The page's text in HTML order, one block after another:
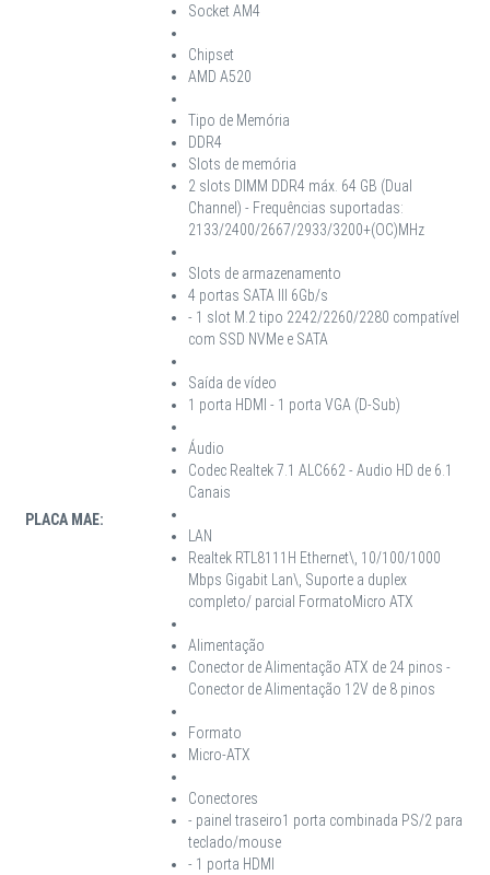
PLACA MAE:
Socket AM4
Chipset
AMD A520
Tipo de Memória
DDR4
Slots de memória
2 slots DIMM DDR4 máx. 64 GB (Dual
Channel) - Frequências suportadas:
2133/2400/2667/2933/3200+(OC)MHz
Slots de armazenamento
4 portas SATA III 6Gb/s
- 1 slot M.2 tipo 2242/2260/2280 compatível
com SSD NVMe e SATA
Saída de vídeo
1 porta HDMI - 1 porta VGA (D-Sub)
Áudio
Codec Realtek 7.1 ALC662 - Audio HD de 6.1
Canais
LAN
Realtek RTL8111H Ethernet\, 10/100/1000
Mbps Gigabit Lan\, Suporte a duplex
completo/ parcial FormatoMicro ATX
Alimentação
Conector de Alimentação ATX de 24 pinos -
Conector de Alimentação 12V de 8 pinos
Formato
Micro-ATX
Conectores
- painel traseiro1 porta combinada PS/2 para
teclado/mouse
- 1 porta HDMI